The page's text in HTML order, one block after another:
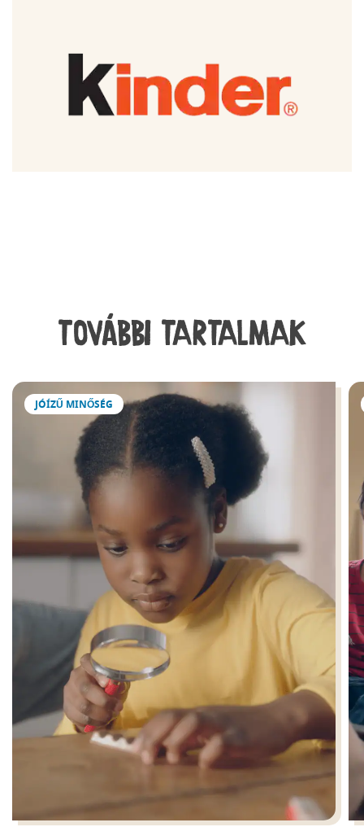
TOVÁBBI TARTALMAK
JÓÍZŰ MINŐSÉG